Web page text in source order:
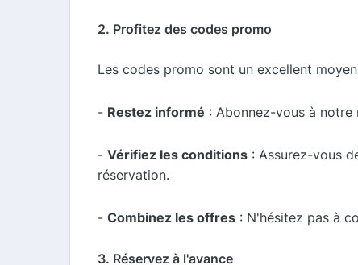
2. Profitez des codes promo
Les codes promo sont un excellent
- Restez informé : Abonnez-vous à
- Vérifiez les conditions : Assurez-vous
réservation.
- Combinez les offres : N'hésitez pas à
3. Réservez à l'avance